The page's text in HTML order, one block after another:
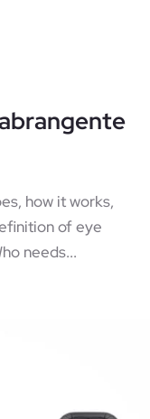
how it works,
of eye
needs...